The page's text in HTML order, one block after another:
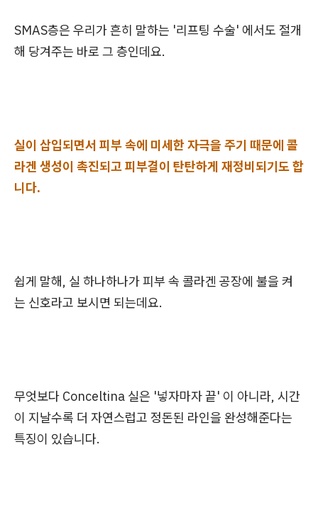
SMAS층은 우리가 흔히 말하는 '리프팅 수술' 에서도 절개
해 당겨주는 바로 그 층인데요.
실이 삽입되면서 피부 속에 미세한 자극을 주기 때문에 콜
라겐 생성이 촉진되고 피부결이 탄탄하게 재정비되기도 합
니다.
쉽게 말해, 실 하나하나가 피부 속 콜라겐 공장에 불을 켜
는 신호라고 보시면 되는데요.
무엇보다 Conceltina 실은 '넣자마자 끝' 이 아니라, 시간
이 지날수록 더 자연스럽고 정돈된 라인을 완성해준다는
특징이 있습니다.